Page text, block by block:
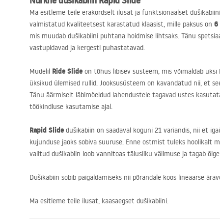
Ma esitleme teile erakordselt ilusat ja funktsionaalset dušikabiini
valmistatud kvaliteetsest karastatud klaasist, mille paksus on 6
mis muudab dušikabiini puhtana hoidmise lihtsaks. Tänu
vastupidavad ja kergesti puhastatavad.
Mudelil Ride Slide on tõhus libisev süsteem, mis võimaldab uksi
üksikud ülemised rullid. Jooksusüsteem on kavandatud nii, et
Tänu äärmiselt läbimõeldud lahendustele tagavad ustes
töökindluse kasutamise ajal.
Rapid Slide dušikabiin on saadaval koguni 21 variandis, nii et
kujunduse jaoks sobiva suuruse. Enne ostmist tuleks hoolikalt
valitud dušikabiin loob vannitoas täiusliku välimuse ja tagab
Dušikabiin sobib paigaldamiseks nii põrandale koos lineaarse
Ma esitleme teile ilusat, kaasaegset dušikabiini.